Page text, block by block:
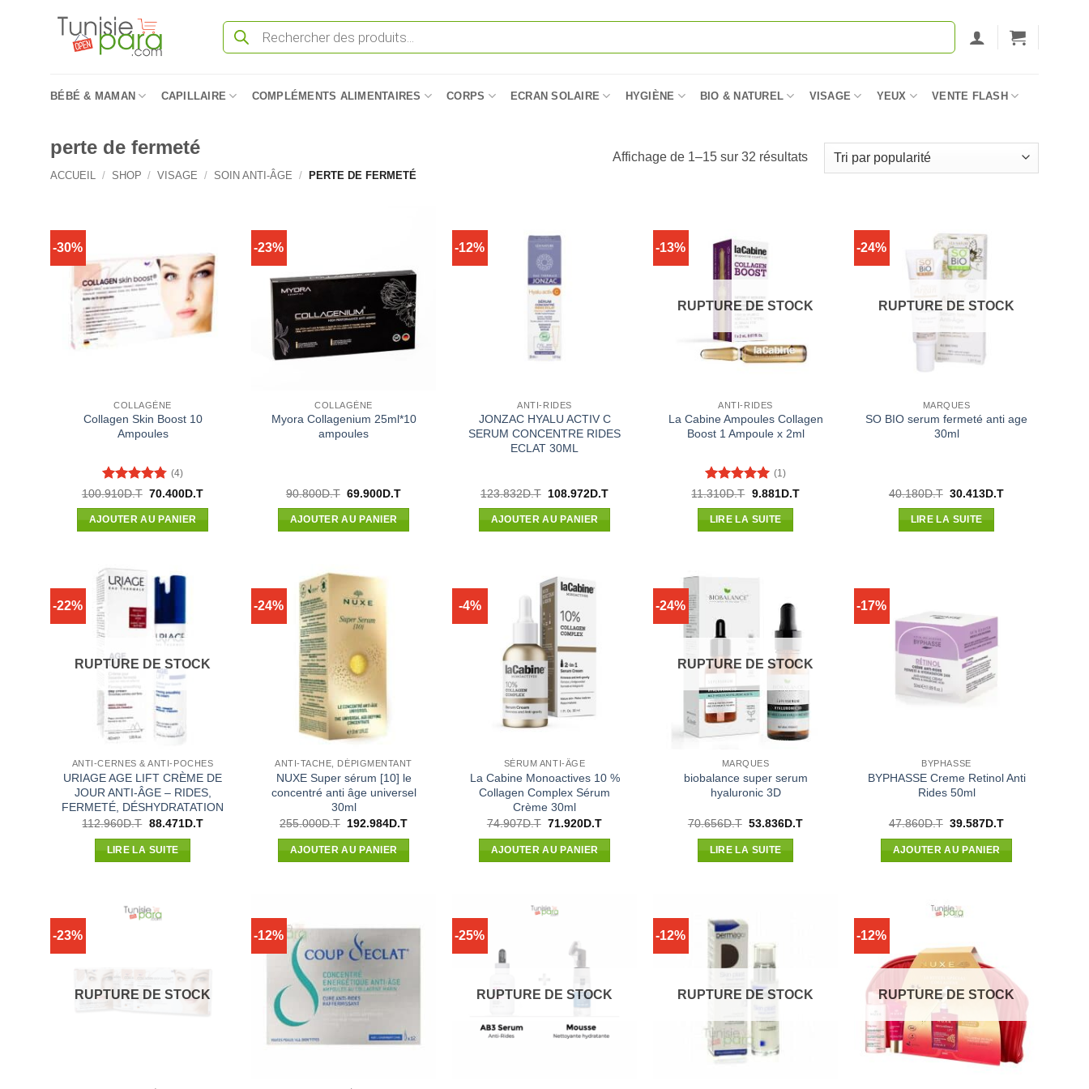
Recherche
produits
BÉBÉ & MAMAN CAPILLAIRE COMPLÉMENTS ALIMENTAIRES CORPS ECRAN SOLAIRE HYGIÈNE BIO & NATUREL VISAGE YEUX VENTE FLASH
perte de fermeté
ACCUEIL / SHOP / VISAGE / SOIN ANTI-ÂGE / PERTE DE FERMETÉ
Affichage de 1–15 sur 32 résultatsTrié
par
-30%
COLLAGÈNE
Collagen Skin Boost 10
Ampoules
Note4.75
(4)
100.910D.T Le
initial
était :
70.400D.TLe
AJOUTER AU PANIER
-23%
COLLAGÈNE
Myora Collagenium 25ml*10
ampoules
90.800D.T Le
initial
était :
69.900D.TLe
AJOUTER AU PANIER
-12%
ANTI-RIDES
JONZAC HYALU ACTIV C
SERUM CONCENTRE RIDES
ECLAT 30ML
123.832D.T Le
initial
était :
108.972D.TLe
AJOUTER AU PANIER
-13%
RUPTURE DE STOCK
ANTI-RIDES
La Cabine Ampoules Collagen
Boost 1 Ampoule x 2ml
Note5sur
(1)
11.310D.T Le
initial
était :
9.881D.TLe
LIRE LA SUITE
-24%
RUPTURE DE STOCK
MARQUES
SO BIO serum fermeté anti age
30ml
40.180D.T Le
initial
était :
30.413D.TLe
LIRE LA SUITE
-22%
RUPTURE DE STOCK
ANTI-CERNES & ANTI-POCHES
URIAGE AGE LIFT CRÈME DE
JOUR ANTI-ÂGE – RIDES,
FERMETÉ, DÉSHYDRATATION
112.960D.T Le
initial
était :
88.471D.TLe
LIRE LA SUITE
-24%
ANTI-TACHE, DÉPIGMENTANT
NUXE Super sérum [10] le
concentré anti âge universel
30ml
255.000D.T Le
initial
était :
192.984D.TLe
AJOUTER AU PANIER
-4%
SÉRUM ANTI-ÂGE
La Cabine Monoactives 10 %
Collagen Complex Sérum
Crème 30ml
74.907D.T Le
initial
était :
71.920D.TLe
AJOUTER AU PANIER
-24%
RUPTURE DE STOCK
MARQUES
biobalance super serum
hyaluronic 3D
70.656D.T Le
initial
était :
53.836D.TLe
LIRE LA SUITE
-17%
BYPHASSE
BYPHASSE Creme Retinol Anti
Rides 50ml
47.860D.T Le
initial
était :
39.587D.TLe
AJOUTER AU PANIER
-23%
RUPTURE DE STOCK
-12% -25%
RUPTURE DE STOCK
-12%
RUPTURE DE STOCK
-12%
RUPTURE DE STOCK